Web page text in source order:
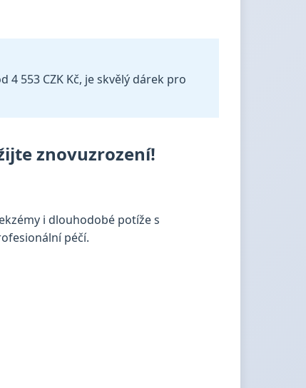
553 CZK Kč, je skvělý dárek pro
znovuzrození!
i dlouhodobé potíže s
péčí.